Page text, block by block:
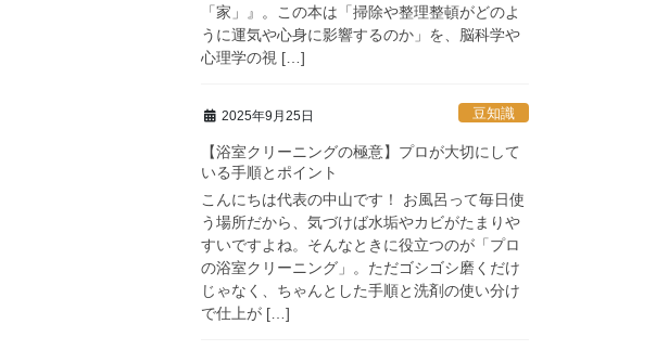
「家」』。この本は「掃除や整理整頓がどのよ
うに運気や心身に影響するのか」を、脳科学や
心理学の視 […]
2025年9月25日 豆知識
【浴室クリーニングの極意】プロが大切にして
いる手順とポイント
こんにちは代表の中山です！ お風呂って毎日使
う場所だから、気づけば水垢やカビがたまりや
すいですよね。そんなときに役立つのが「プロ
の浴室クリーニング」。ただゴシゴシ磨くだけ
じゃなく、ちゃんとした手順と洗剤の使い分け
で仕上が […]